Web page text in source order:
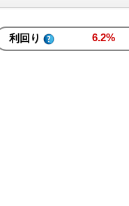
利回り 6.2%